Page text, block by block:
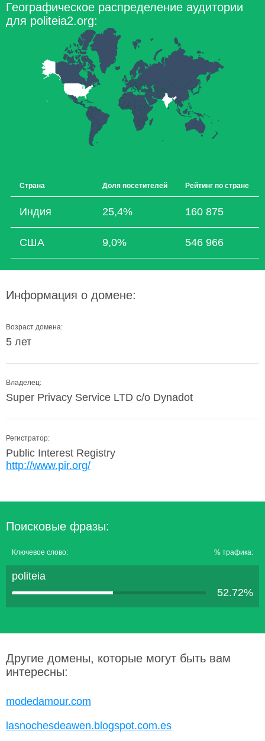
Географическое распределение аудитории
для politeia2.org:
Страна Доля посетителей Рейтинг по стране
Индия 25,4% 160 875
США 9,0% 546 966
Информация о домене:
Возраст домена:
5 лет
Владелец:
Super Privacy Service LTD c/o Dynadot
Регистратор:
Public Interest Registry
http://www.pir.org/
Поисковые фразы:
Ключевое слово: % трафика:
politeia
52.72%
Другие домены, которые могут быть вам
интересны:
modedamour.com
lasnochesdeawen.blogspot.com.es